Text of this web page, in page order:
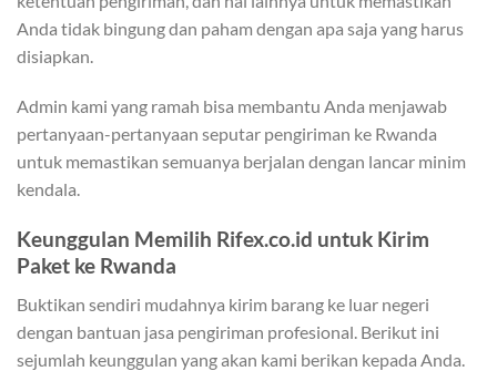
Anda tidak bingung dan paham dengan apa saja yang harus
disiapkan.
Admin kami yang ramah bisa membantu Anda menjawab
pertanyaan-pertanyaan seputar pengiriman ke Rwanda
untuk memastikan semuanya berjalan dengan lancar minim
kendala.
Keunggulan Memilih Rifex.co.id untuk Kirim
Paket ke Rwanda
Buktikan sendiri mudahnya kirim barang ke luar negeri
dengan bantuan jasa pengiriman profesional. Berikut ini
sejumlah keunggulan yang akan kami berikan kepada Anda.